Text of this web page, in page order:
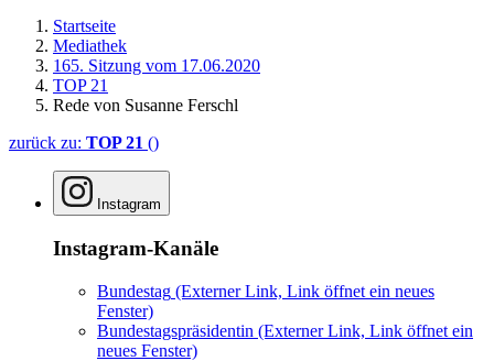
Startseite
Mediathek
165. Sitzung vom 17.06.2020
TOP 21
Rede von Susanne Ferschl
zurück zu: TOP 21 ()
Instagram
Instagram-Kanäle
Bundestag (Externer Link, Link öffnet ein neues
Fenster)
Bundestagspräsidentin (Externer Link, Link öffnet ein
neues Fenster)